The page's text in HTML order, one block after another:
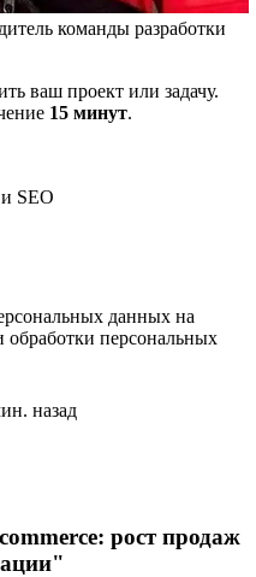
команды разработки
ваш проект или задачу.
15 минут.
SEO
данных на
персональных
назад
рост продаж